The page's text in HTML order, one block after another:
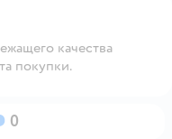
качества
покупки.
0